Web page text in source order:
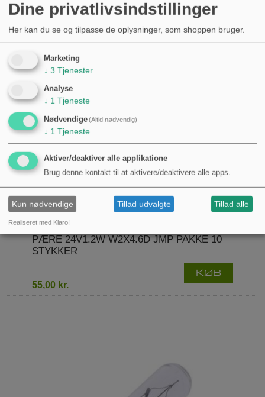
PÆRE 24V1.2W W2X4.6D JMP PAKKE 10
STYKKER
55,00 kr.
KØB
Dine privatlivsindstillinger
Her kan du se og tilpasse de oplysninger, som shoppen bruger.
Marketing
↓ 3 Tjenester
Analyse
↓ 1 Tjeneste
Nødvendige(Altid nødvendig)
↓ 1 Tjeneste
Aktiver/deaktiver alle applikatione
Brug denne kontakt til at aktivere/deaktivere alle apps.
Kun nødvendige Tillad udvalgte Tillad alle
Realiseret med Klaro!